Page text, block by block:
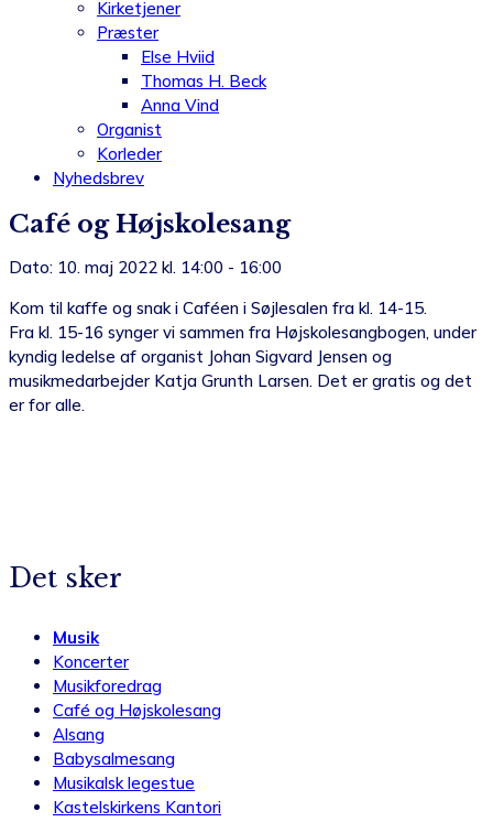
Kirketjener
Præster
Else Hviid
Thomas H. Beck
Anna Vind
Organist
Korleder
Nyhedsbrev
Café og Højskolesang
Dato: 10. maj 2022 kl. 14:00 - 16:00
Kom til kaffe og snak i Caféen i Søjlesalen fra kl. 14-15.
Fra kl. 15-16 synger vi sammen fra Højskolesangbogen, under
kyndig ledelse af organist Johan Sigvard Jensen og
musikmedarbejder Katja Grunth Larsen. Det er gratis og det
er for alle.
Det sker
Musik
Koncerter
Musikforedrag
Café og Højskolesang
Alsang
Babysalmesang
Musikalsk legestue
Kastelskirkens Kantori